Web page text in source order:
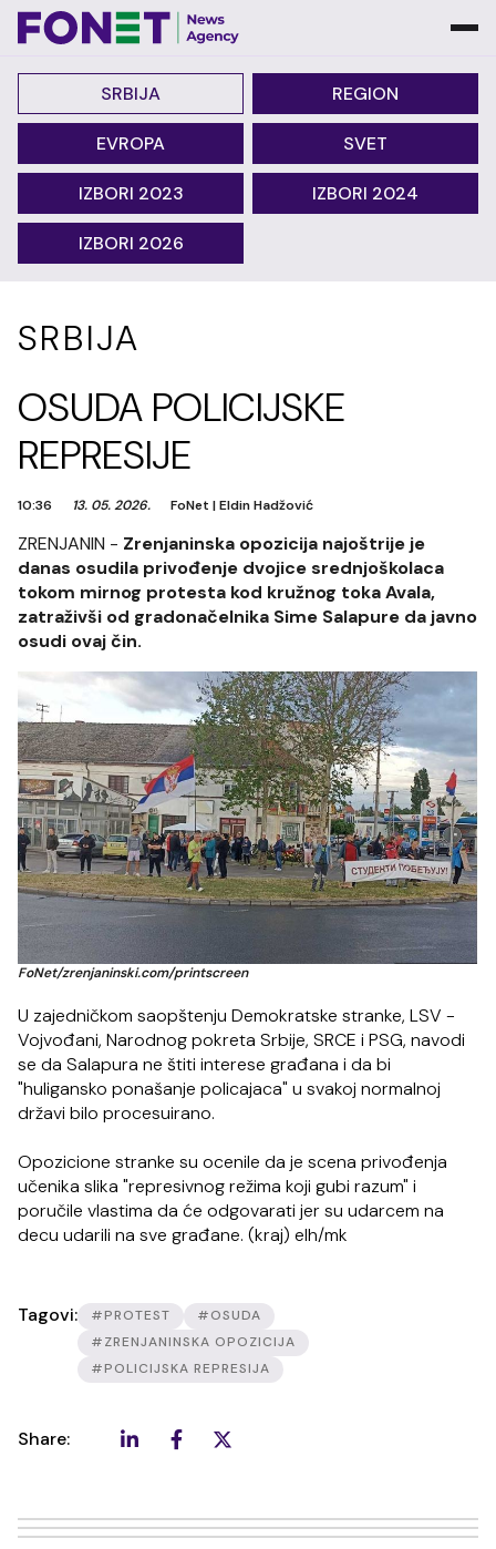
SRBIJA REGION
EVROPA SVET
IZBORI 2023 IZBORI 2024
IZBORI 2026
SRBIJA
OSUDA POLICIJSKE
REPRESIJE
10:36 13. 05. 2026. FoNet |Eldin Hadžović
ZRENJANIN - Zrenjaninska opozicija najoštrije je
danas osudila privođenje dvojice srednjoškolaca
tokom mirnog protesta kod kružnog toka Avala,
zatraživši od gradonačelnika Sime Salapure da javno
osudi ovaj čin.
FoNet/zrenjaninski.com/printscreen
U zajedničkom saopštenju Demokratske stranke, LSV -
Vojvođani, Narodnog pokreta Srbije, SRCE i PSG, navodi
se da Salapura ne štiti interese građana i da bi
"huligansko ponašanje policajaca" u svakoj normalnoj
državi bilo procesuirano.
Opozicione stranke su ocenile da je scena privođenja
učenika slika "represivnog režima koji gubi razum" i
poručile vlastima da će odgovarati jer su udarcem na
decu udarili na sve građane. (kraj) elh/mk
Tagovi: #PROTEST
#OSUDA
#ZRENJANINSKA OPOZICIJA
#POLICIJSKA REPRESIJA
Share: